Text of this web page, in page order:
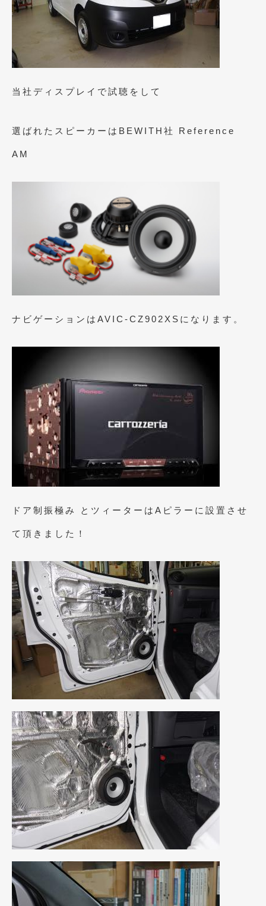
2022年4月 (2)
2022年1月
2021年12月(2)
2021年7月(7)
2020年11月(2)
2020年10月(1)
2020年9月(3)
2020年8月(4)
2020年4月 (4)
2020年3月
2020年2月 (12)
2020年1月
2019年12月(8)
2019年10月 (7)
2019年9月
2019年8月(10)
2019年7月(17)
2019年6月(16)
2019年5月 (21)
2019年4月(6)
2019年3月(1)
2019年2月(6)
2019年1月(5)
2018年12月(3)
2018年11月(3)
2018年10月(4)
2018年9月 (8)
2018年8月 (6)
2018年7月 (2)
2018年6月(7)
当社ディスプレイで試聴をして
選ばれたスピーカーはBEWITH社 Reference
AM
ナビゲーションはAVIC-CZ902XSになります。
ドア制振極み とツィーターはAピラーに設置させ
て頂きました！